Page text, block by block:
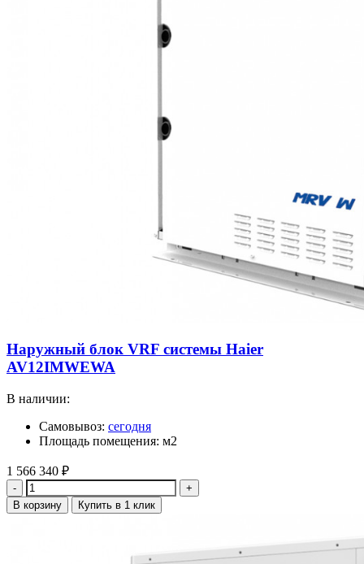
Наружный блок VRF системы Haier
AV12IMWEWA
В наличии:
Самовывоз: сегодня
Площадь помещения: м2
1 566 340 ₽
Количество
В корзину Купить в 1 клик